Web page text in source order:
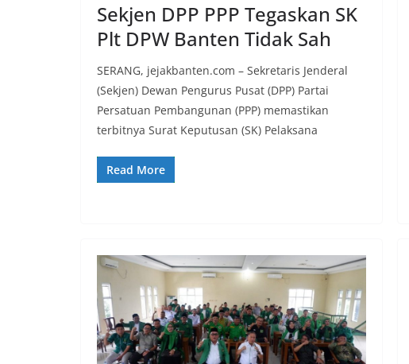
Sekjen DPP PPP Tegaskan SK
Plt DPW Banten Tidak Sah
SERANG, jejakbanten.com – Sekretaris Jenderal
(Sekjen) Dewan Pengurus Pusat (DPP) Partai
Persatuan Pembangunan (PPP) memastikan
terbitnya Surat Keputusan (SK) Pelaksana
Read More